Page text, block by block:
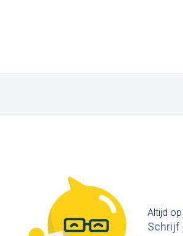
Altijd
Schrijf